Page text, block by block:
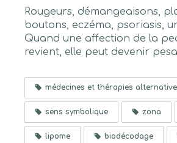
Rougeurs, démangeaisons,
boutons, eczéma, psoriasis,
Quand une affection de la
revient, elle peut devenir
médecines et thérapies
sens symbolique zona
lipome biodécodage